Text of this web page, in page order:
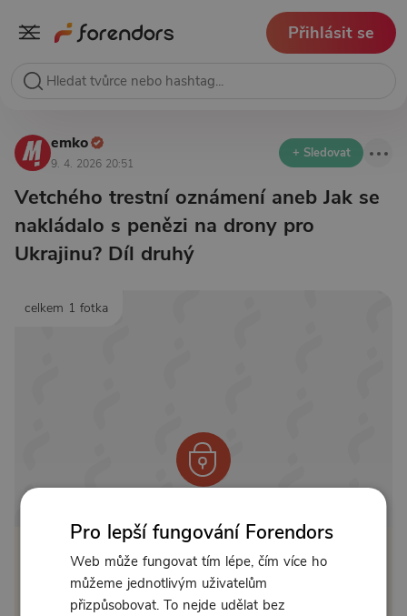
Přihlásit se
emko
9. 4. 2026 20:51
+ Sledovat
Vetchého trestní oznámení aneb Jak se
nakládalo s penězi na drony pro
Ukrajinu? Díl druhý
celkem 1 fotka
Zřídit předplatné
Koupit příspěvek
Pro lepší fungování Forendors
Web může fungovat tím lépe, čím více ho
můžeme jednotlivým uživatelům
přizpůsobovat. To nejde udělat bez